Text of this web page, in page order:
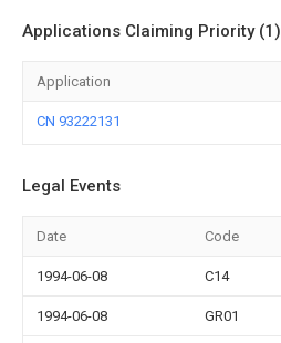
Applications Claiming Priority (1)
Application
CN 93222131
Legal Events
Date Code
1994-06-08 C14
1994-06-08 GR01